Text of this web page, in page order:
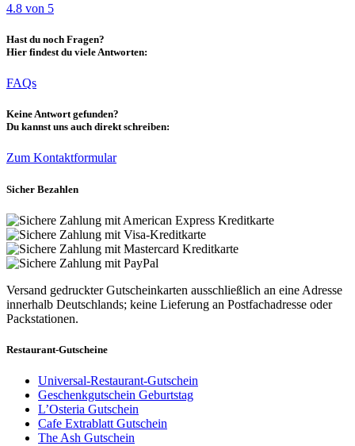
4.8 von 5
Hast du noch Fragen?
Hier findest du viele Antworten:
FAQs
Keine Antwort gefunden?
Du kannst uns auch direkt schreiben:
Zum Kontaktformular
Sicher Bezahlen
Versand gedruckter Gutscheinkarten ausschließlich an eine Adresse
innerhalb Deutschlands; keine Lieferung an Postfachadresse oder
Packstationen.
Restaurant-Gutscheine
Universal-Restaurant-Gutschein
Geschenkgutschein Geburtstag
L’Osteria Gutschein
Cafe Extrablatt Gutschein
The Ash Gutschein